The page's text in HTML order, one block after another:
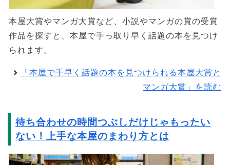
本屋大賞やマンガ大賞など、小説やマンガの賞の受賞
作品を探すと、本屋で手っ取り早く話題の本を見つけ
られます。
「本屋で手早く話題の本を見つけられる本屋大賞と
マンガ大賞」を読む
待ち合わせの時間つぶしだけじゃもったい
ない！上手な本屋のまわり方とは